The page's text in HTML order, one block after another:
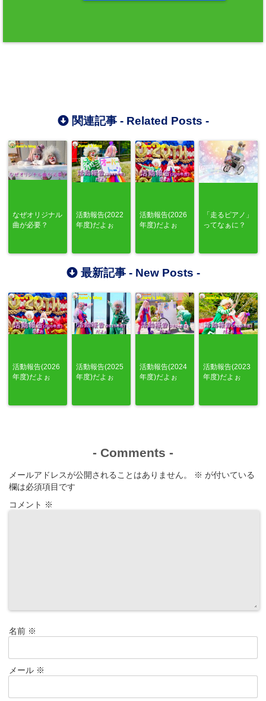
関連記事 - Related Posts -
なぜオリジナル
曲が必要？
活動報告(2022
年度)だよぉ
活動報告(2026
年度)だよぉ
「走るピアノ」
ってなぁに？
最新記事 - New Posts -
活動報告(2026
年度)だよぉ
活動報告(2025
年度)だよぉ
活動報告(2024
年度)だよぉ
活動報告(2023
年度)だよぉ
- Comments -
メールアドレスが公開されることはありません。 ※ が付いている
欄は必須項目です
コメント ※
名前 ※
メール ※